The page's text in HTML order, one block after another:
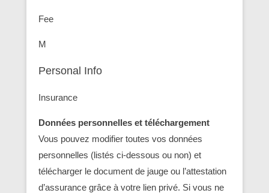
Fee
M
Personal Info
Insurance
Données personnelles et téléchargement
Vous pouvez modifier toutes vos données
personnelles (listés ci-dessous ou non) et
télécharger le document de jauge ou l’attestation
d’assurance grâce à votre lien privé. Si vous ne